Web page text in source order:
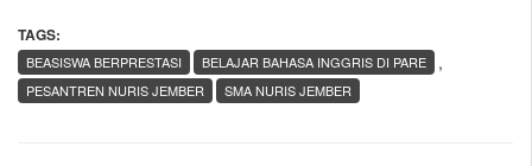
TAGS:
,
BEASISWA BERPRESTASI
BELAJAR BAHASA INGGRIS DI PARE
PESANTREN NURIS JEMBER
SMA NURIS JEMBER